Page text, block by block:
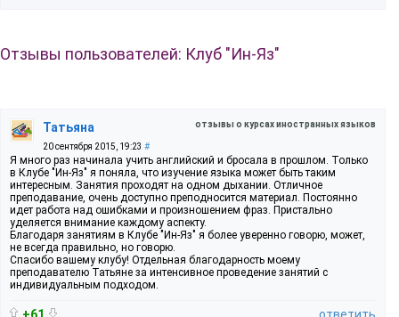
Отзывы пользователей: Клуб "Ин-Яз"
отзывы о курсах иностранных языков
Татьяна
20 сентября 2015, 19:23 #
Я много раз начинала учить английский и бросала в прошлом. Только
в Клубе "Ин-Яз" я поняла, что изучение языка может быть таким
интересным. Занятия проходят на одном дыхании. Отличное
преподавание, очень доступно преподносится материал. Постоянно
идет работа над ошибками и произношением фраз. Пристально
уделяется внимание каждому аспекту.
Благодаря занятиям в Клубе "Ин-Яз" я более уверенно говорю, может,
не всегда правильно, но говорю.
Спасибо вашему клубу! Отдельная благодарность моему
преподавателю Татьяне за интенсивное проведение занятий с
индивидуальным подходом.
+61 ответить